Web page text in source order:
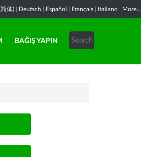
体) Deutsch Español Français Italiano More...
BAĞIŞ YAPIN